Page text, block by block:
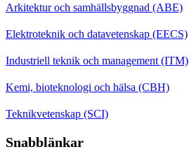
Arkitektur och samhällsbyggnad (ABE)
Elektroteknik och datavetenskap (EECS)
Industriell teknik och management (ITM)
Kemi, bioteknologi och hälsa (CBH)
Teknikvetenskap (SCI)
Snabblänkar